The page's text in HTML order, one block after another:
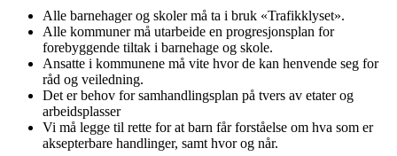
Alle barnehager og skoler må ta i bruk «Trafikklyset».
Alle kommuner må utarbeide en progresjonsplan for
forebyggende tiltak i barnehage og skole.
Ansatte i kommunene må vite hvor de kan henvende seg for
råd og veiledning.
Det er behov for samhandlingsplan på tvers av etater og
arbeidsplasser
Vi må legge til rette for at barn får forståelse om hva som er
aksepterbare handlinger, samt hvor og når.